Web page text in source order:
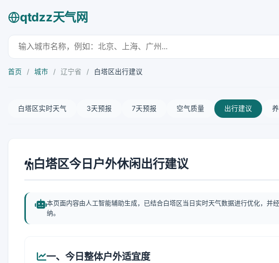
qtdzz天气网
首页 / 城市 / 辽宁省 / 白塔区出行建议
白塔区实时天气 3天预报 7天预报 空气质量 出行建议
白塔区今日户外休闲出行建议
本页面内容由人工智能辅助生成，已结合白塔区当日实时天气数据进行优化，并
纳。
一、今日整体户外适宜度